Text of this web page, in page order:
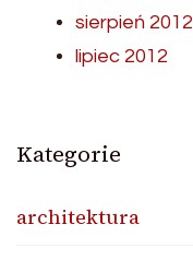
sierpień 2012
lipiec 2012
Kategorie
architektura